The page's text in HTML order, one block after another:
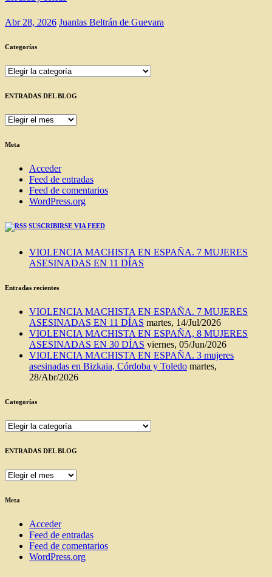
Abr 28, 2026 Juanlas Beltrán de Guevara
Categorías
Categorías
ENTRADAS DEL BLOG
ENTRADAS
BLOG
Meta
Acceder
Feed de entradas
Feed de comentarios
WordPress.org
SUSCRIBIRSE VIA FEED
VIOLENCIA MACHISTA EN ESPAÑA. 7 MUJERES
ASESINADAS EN 11 DÍAS
Entradas recientes
VIOLENCIA MACHISTA EN ESPAÑA. 7 MUJERES
ASESINADAS EN 11 DÍAS martes, 14/Jul/2026
VIOLENCIA MACHISTA EN ESPAÑA, 8 MUJERES
ASESINADAS EN 30 DÍAS viernes, 05/Jun/2026
VIOLENCIA MACHISTA EN ESPAÑA. 3 mujeres
asesinadas en Bizkaia, Córdoba y Toledo martes,
28/Abr/2026
Categorías
Categorías
ENTRADAS DEL BLOG
ENTRADAS
BLOG
Meta
Acceder
Feed de entradas
Feed de comentarios
WordPress.org